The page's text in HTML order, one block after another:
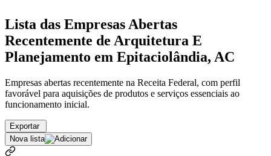
Lista das Empresas Abertas
Recentemente de Arquitetura E
Planejamento em Epitaciolândia, AC
Empresas abertas recentemente na Receita Federal, com perfil
favorável para aquisições de produtos e serviços essenciais ao
funcionamento inicial.
Exportar
Nova lista